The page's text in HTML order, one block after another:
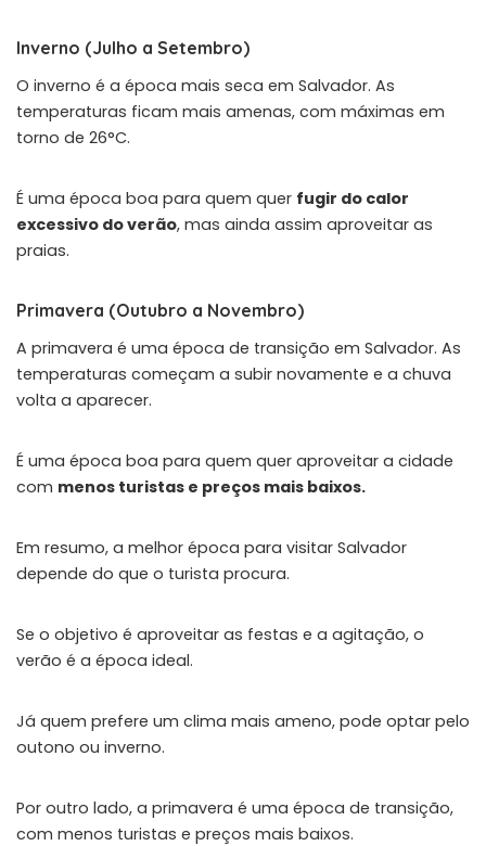
Inverno (Julho a Setembro)
O inverno é a época mais seca em Salvador. As
temperaturas ficam mais amenas, com máximas em
torno de 26°C.
É uma época boa para quem quer fugir do calor
excessivo do verão, mas ainda assim aproveitar as
praias.
Primavera (Outubro a Novembro)
A primavera é uma época de transição em Salvador. As
temperaturas começam a subir novamente e a chuva
volta a aparecer.
É uma época boa para quem quer aproveitar a cidade
com menos turistas e preços mais baixos.
Em resumo, a melhor época para visitar Salvador
depende do que o turista procura.
Se o objetivo é aproveitar as festas e a agitação, o
verão é a época ideal.
Já quem prefere um clima mais ameno, pode optar pelo
outono ou inverno.
Por outro lado, a primavera é uma época de transição,
com menos turistas e preços mais baixos.